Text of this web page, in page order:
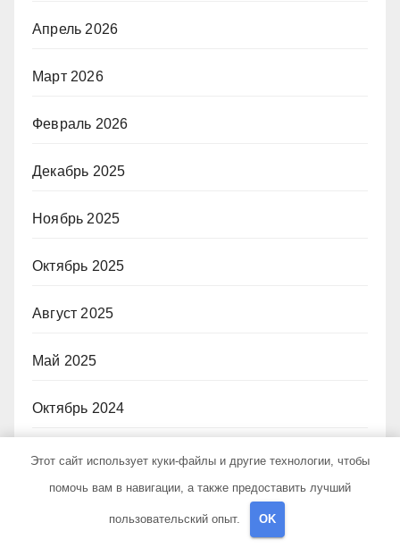
Апрель 2026
Март 2026
Февраль 2026
Декабрь 2025
Ноябрь 2025
Октябрь 2025
Август 2025
Май 2025
Октябрь 2024
Сентябрь 2024
Этот сайт использует куки-файлы и другие технологии, чтобы
помочь вам в навигации, а также предоставить лучший
пользовательский опыт. OK